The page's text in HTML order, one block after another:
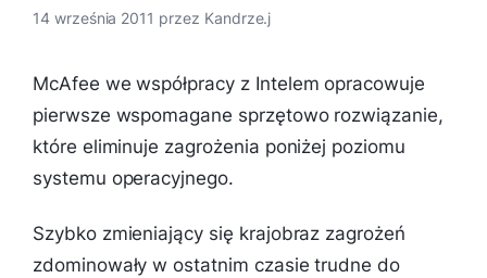
14 września 2011 przez Kandrze.j
McAfee we współpracy z Intelem opracowuje
pierwsze wspomagane sprzętowo rozwiązanie,
które eliminuje zagrożenia poniżej poziomu
systemu operacyjnego.
Szybko zmieniający się krajobraz zagrożeń
zdominowały w ostatnim czasie trudne do